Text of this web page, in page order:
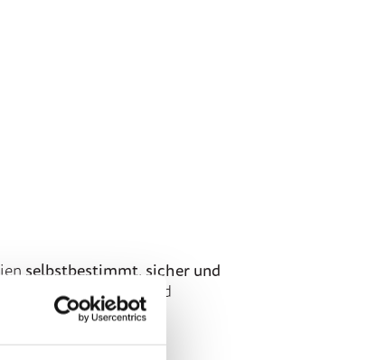
selbstbestimmt, sicher und
IT-Komponenten und